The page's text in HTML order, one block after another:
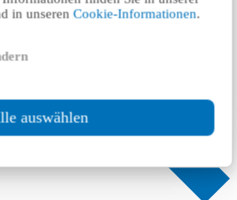
in unserenCookie-Informationen.
auswählen